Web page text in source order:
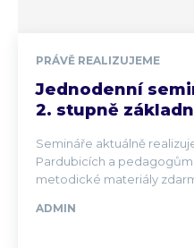
PRÁVĚ REALIZUJEME
Jednodenní
2. stupně
Semináře aktuálně
Pardubicích a pedagogům
ADMIN